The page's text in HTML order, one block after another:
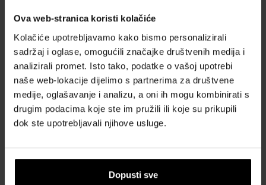
Ova web-stranica koristi kolačiće
Kolačiće upotrebljavamo kako bismo personalizirali
sadržaj i oglase, omogućili značajke društvenih medija i
analizirali promet. Isto tako, podatke o vašoj upotrebi
naše web-lokacije dijelimo s partnerima za društvene
medije, oglašavanje i analizu, a oni ih mogu kombinirati s
drugim podacima koje ste im pružili ili koje su prikupili
dok ste upotrebljavali njihove usluge.
Dopusti sve
Narciso Rodriguez For Her Eau de Toilette
Toaletna voda - Tester
100ml - Toaletna voda - Tester - Žene
Dostupno je
68,00 €
Narciso Rodriguez For Her Parfemska voda